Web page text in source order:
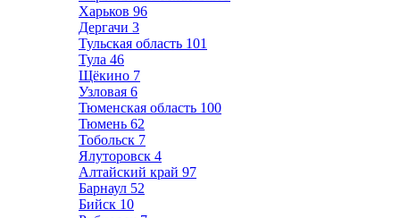
Харьков 96
Дергачи 3
Тульская область 101
Тула 46
Щёкино 7
Узловая 6
Тюменская область 100
Тюмень 62
Тобольск 7
Ялуторовск 4
Алтайский край 97
Барнаул 52
Бийск 10